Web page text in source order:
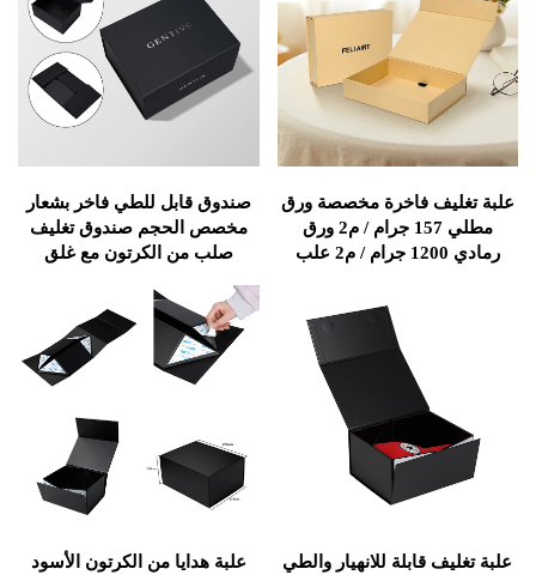
فاخرة مخصصة ورق
مطلي 157 جرام / م2 ورق
رمادي 1200 جرام / م2 علب
صندوق قابل للطي فاخر بشعار
مخصص الحجم صندوق تغليف
صلب من الكرتون مع غلق
الهوديز
قابلة للانهيار والطي
علبة هدايا من الكرتون الأسود